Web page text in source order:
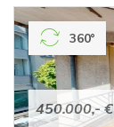
450.000,- €
360°